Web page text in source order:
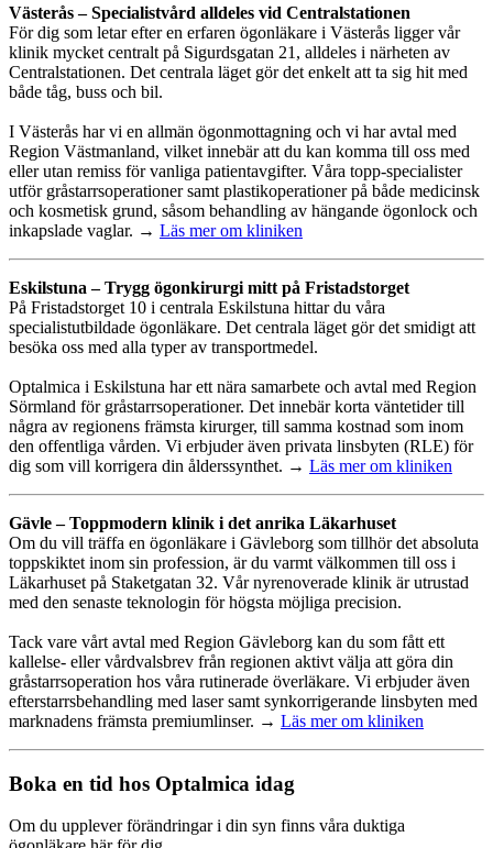
Västerås – Specialistvård alldeles vid Centralstationen
För dig som letar efter en erfaren ögonläkare i Västerås ligger vår
klinik mycket centralt på Sigurdsgatan 21, alldeles i närheten av
Centralstationen. Det centrala läget gör det enkelt att ta sig hit med
både tåg, buss och bil.
I Västerås har vi en allmän ögonmottagning och vi har avtal med
Region Västmanland, vilket innebär att du kan komma till oss med
eller utan remiss för vanliga patientavgifter. Våra topp-specialister
utför gråstarrsoperationer samt plastikoperationer på både medicinsk
och kosmetisk grund, såsom behandling av hängande ögonlock och
inkapslade vaglar. → Läs mer om kliniken
Eskilstuna – Trygg ögonkirurgi mitt på Fristadstorget
På Fristadstorget 10 i centrala Eskilstuna hittar du våra
specialistutbildade ögonläkare. Det centrala läget gör det smidigt att
besöka oss med alla typer av transportmedel.
Optalmica i Eskilstuna har ett nära samarbete och avtal med Region
Sörmland för gråstarrsoperationer. Det innebär korta väntetider till
några av regionens främsta kirurger, till samma kostnad som inom
den offentliga vården. Vi erbjuder även privata linsbyten (RLE) för
dig som vill korrigera din ålderssynthet. → Läs mer om kliniken
Gävle – Toppmodern klinik i det anrika Läkarhuset
Om du vill träffa en ögonläkare i Gävleborg som tillhör det absoluta
toppskiktet inom sin profession, är du varmt välkommen till oss i
Läkarhuset på Staketgatan 32. Vår nyrenoverade klinik är utrustad
med den senaste teknologin för högsta möjliga precision.
Tack vare vårt avtal med Region Gävleborg kan du som fått ett
kallelse- eller vårdvalsbrev från regionen aktivt välja att göra din
gråstarrsoperation hos våra rutinerade överläkare. Vi erbjuder även
efterstarrsbehandling med laser samt synkorrigerande linsbyten med
marknadens främsta premiumlinser. → Läs mer om kliniken
Boka en tid hos Optalmica idag
Om du upplever förändringar i din syn finns våra duktiga